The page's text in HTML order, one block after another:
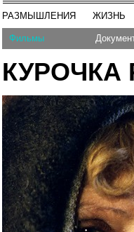
РАЗМЫШЛЕНИЯ ЖИЗНЬ
Фильмы
КУРОЧКА